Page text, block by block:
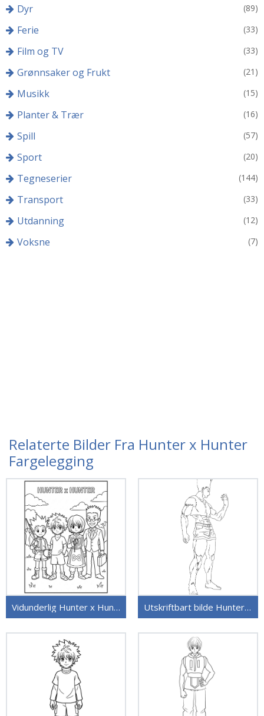
Dyr (89)
Ferie (33)
Film og TV (33)
Grønnsaker og Frukt (21)
Musikk (15)
Planter & Trær (16)
Spill (57)
Sport (20)
Tegneserier (144)
Transport (33)
Utdanning (12)
Voksne (7)
Relaterte Bilder Fra Hunter x Hunter
Fargelegging
Vidunderlig Hunter x Hunter Utskriftbart bilde Hunter x Hunter